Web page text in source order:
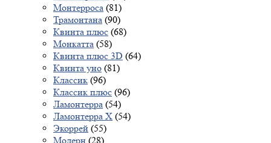
Монтерроса (81)
Трамонтана (90)
Квинта плюс (68)
Монкатта (58)
Квинта плюс 3D (64)
Квинта уно (81)
Классик (96)
Классик плюс (96)
Ламонтерра (54)
Ламонтерра X (54)
Экоррей (55)
Модерн (28)